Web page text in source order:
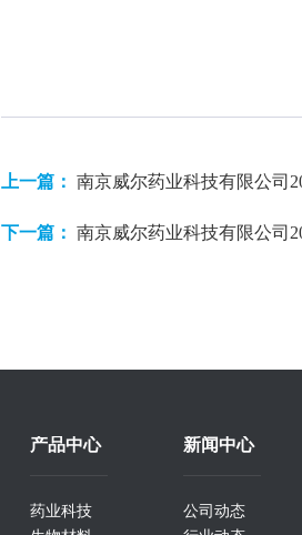
上一篇： 南京威尔药业科技有限公司
下一篇： 南京威尔药业科技有限公司
产品中心
药业科技
新闻中心
公司动态